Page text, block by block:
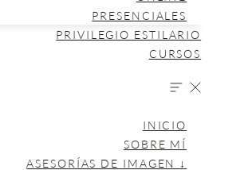
PRESENCIALES
PRIVILEGIO ESTILARIO
CURSOS
INICIO
SOBRE MÍ
ASESORÍAS DE IMAGEN ↓